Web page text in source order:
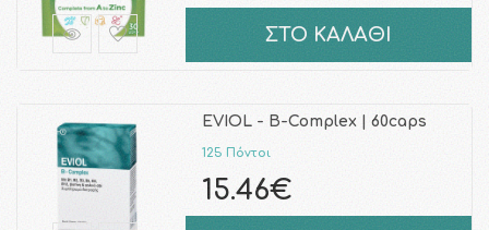
ΣΤΟ ΚΑΛΑΘΙ
EVIOL - B-Complex | 60caps
125 Πόντοι
15.46€